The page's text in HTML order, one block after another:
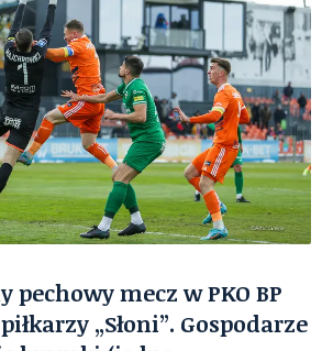
pechowy mecz w PKO BP
„Słoni”. Gospodarze